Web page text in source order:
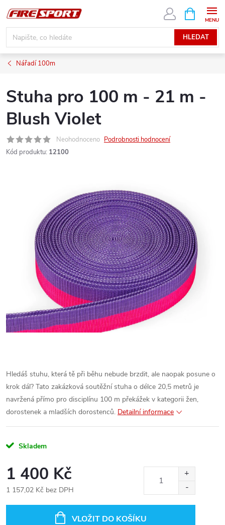
na
obsah
HLEDAT
NÁKUPNÍ
KOŠÍK
Nářadí 100m
Stuha pro 100 m - 21 m -
Blush Violet
Neohodnoceno Podrobnosti hodnocení
Kód produktu: 12100
Hledáš stuhu, která tě při běhu nebude brzdit, ale naopak posune o
krok dál? Tato zakázková soutěžní stuha o délce 20,5 metrů je
navržená přímo pro disciplínu 100 m překážek v kategorii žen,
dorostenek a mladších dorostenců. Detailní informace
Skladem
1 400 Kč
1 157,02 Kč bez DPH
VLOŽIT DO KOŠÍKU